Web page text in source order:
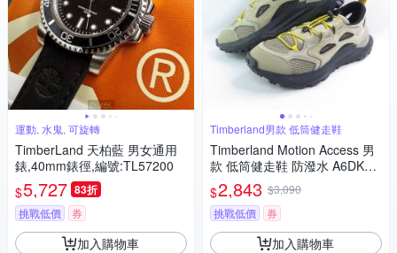
運動, 水鬼, 可旋轉
TimberLand 天柏藍 男女通用
錶,40mm錶徑,編號:TL57200
$5,727 83折
挑戰低價 券
加入購物車
Timberland男款 低筒健走鞋
Timberland Motion Access 男
款 低筒健走鞋 防潑水 A6DKJE
AB 淺棕
$2,843 $3,090
挑戰低價
券
加入購物車